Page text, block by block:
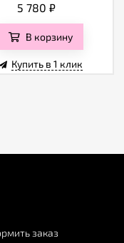
5 780₽
В корзину
Купить в 1 клик
заказ